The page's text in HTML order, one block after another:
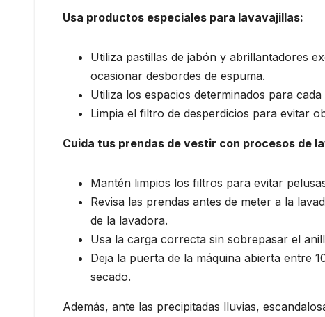
Usa productos especiales para lavavajillas:
Utiliza pastillas de jabón y abrillantadores
ocasionar desbordes de espuma.
Utiliza los espacios determinados para
Limpia el filtro de desperdicios para evitar
Cuida tus prendas de vestir con procesos de
Mantén limpios los filtros para evitar
Revisa las prendas antes de meter a la
de la lavadora.
Usa la carga correcta sin sobrepasar el
Deja la puerta de la máquina abierta entre
secado.
Además, ante las precipitadas lluvias,